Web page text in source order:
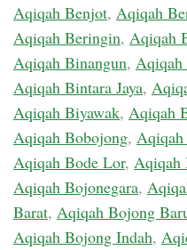
Aqiqah Benjot, Aqiqah
Aqiqah Beringin, Aqiqah
Aqiqah Binangun,
Aqiqah Bintara Jaya,
Aqiqah Biyawak, Aqiqah
Aqiqah Bobojong,
Aqiqah Bode Lor, Aqiqah
Aqiqah Bojonegara,
Barat, Aqiqah Bojong
Aqiqah Bojong Indah,